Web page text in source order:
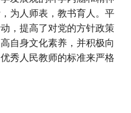
为人师表，教书育人。平
，提高了对党的方针政策
自身文化素养，并积极向
秀人民教师的标准来严格